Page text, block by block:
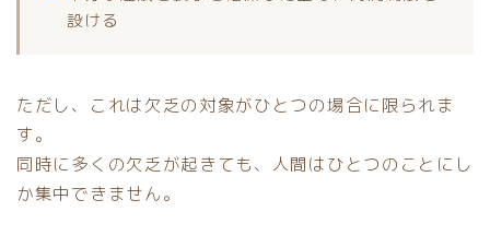
設ける
ただし、これは欠乏の対象がひとつの場合に限られま
す。
同時に多くの欠乏が起きても、人間はひとつのことにし
か集中できません。